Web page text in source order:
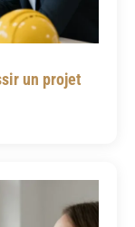
un projet